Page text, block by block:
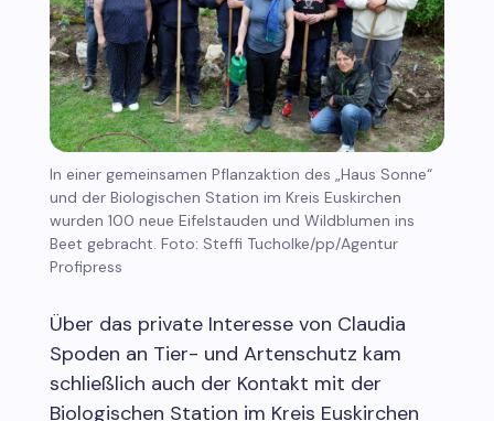
In einer gemeinsamen Pflanzaktion des „Haus Sonne“
und der Biologischen Station im Kreis Euskirchen
wurden 100 neue Eifelstauden und Wildblumen ins
Beet gebracht. Foto: Steffi Tucholke/pp/Agentur
Profipress
Über das private Interesse von Claudia
Spoden an Tier- und Artenschutz kam
schließlich auch der Kontakt mit der
Biologischen Station im Kreis Euskirchen